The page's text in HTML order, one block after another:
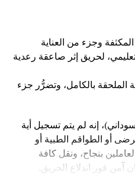
وجزء من العناية
لحريق إثر صاعقة رعدية
الملحقة بالكامل، وتضرُّر جزء
إنه لم يتم تسجيل أية
أو الطواقم الطبية أو
بنجاح، ونقل كافة
فور اندلاع الحريق.